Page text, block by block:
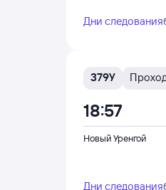
Дни следования
379У
Новый Уренгой
18:57
Дни следования